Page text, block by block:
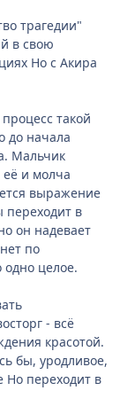
трагедии"
в свою
Но с Акира
такой
до начала
Мальчик
её и молча
выражение
переходит в
он надевает
по
одно целое.
- всё
красотой.
бы, уродливое,
Но переходит в